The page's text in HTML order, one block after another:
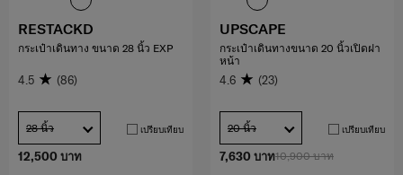
12,500 บาท
RESTACKD
กระเป๋าเดินทาง ขนาด 28 นิ้ว EXP
4.5 (86)
28 นิ้ว เปรียบเทียบ
10,900 บาท
7,630 บาท
UPSCAPE
กระเป๋าเดินทางขนาด 20 นิ้วเปิดฝา
หน้า
4.6 (23)
20 นิ้ว เปรียบเทียบ